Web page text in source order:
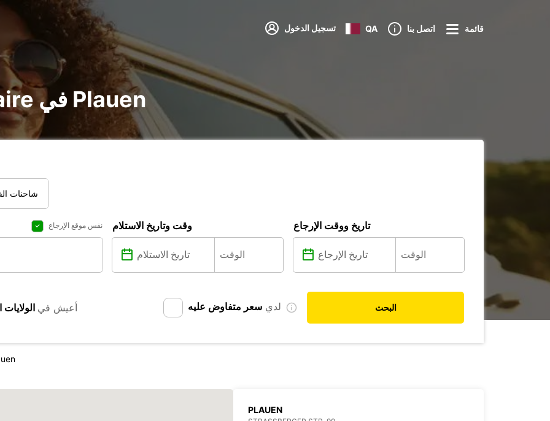
تسجيل الدخول QA اتصل بنا قائمة
تأجير voiture و utilitaire في Plauen
شاحنات
نفس موقع الإرجاع وقت وتاريخ الاستلام تاريخ ووقت الإرجاع
أعيش في لدي سعر متفاوض عليه البحث
PLAUEN